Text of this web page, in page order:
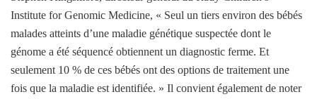
Institute for Genomic Medicine, « Seul un tiers environ des bébés
malades atteints d’une maladie génétique suspectée dont le
génome a été séquencé obtiennent un diagnostic ferme. Et
seulement 10 % de ces bébés ont des options de traitement une
fois que la maladie est identifiée. » Il convient également de noter